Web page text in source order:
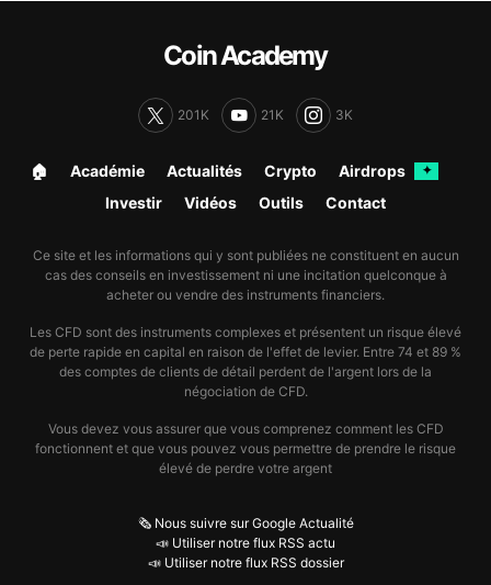
Coin Academy
201K 21K 3K
🏠︎ Académie Actualités Crypto Airdrops ✦
Investir Vidéos Outils Contact
Ce site et les informations qui y sont publiées ne constituent en aucun
cas des conseils en investissement ni une incitation quelconque à
acheter ou vendre des instruments financiers.
Les CFD sont des instruments complexes et présentent un risque élevé
de perte rapide en capital en raison de l'effet de levier. Entre 74 et 89 %
des comptes de clients de détail perdent de l'argent lors de la
négociation de CFD.
Vous devez vous assurer que vous comprenez comment les CFD
fonctionnent et que vous pouvez vous permettre de prendre le risque
élevé de perdre votre argent
🗞️ Nous suivre sur Google Actualité
📣 Utiliser notre flux RSS actu
📣 Utiliser notre flux RSS dossier